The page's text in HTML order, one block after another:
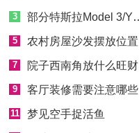
3 部分特斯拉Model 3/Y因缺少零件无法正常向车主交付
5 农村房屋沙发摆放位置
7 院子西南角放什么旺财
9 客厅装修需要注意哪些风水
11 梦见空手捉活鱼